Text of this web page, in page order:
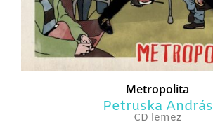
Metropolita
Petruska András
CD lemez